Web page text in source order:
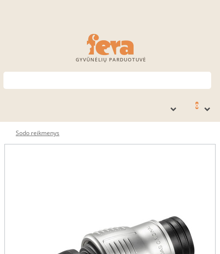
GYVŪNĖLIŲ PARDUOTUVĖ
0
Sodo reikmenys